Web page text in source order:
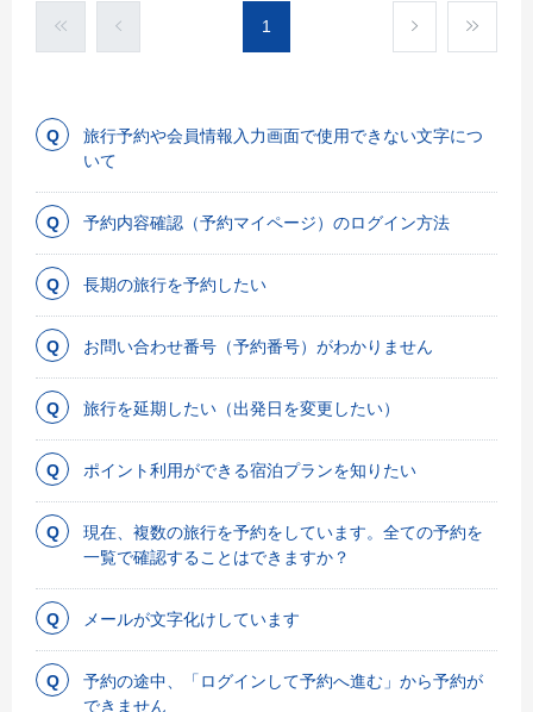
1
旅行予約や会員情報入力画面で使用できない文字につ
いて
予約内容確認（予約マイページ）のログイン方法
長期の旅行を予約したい
お問い合わせ番号（予約番号）がわかりません
旅行を延期したい（出発日を変更したい）
ポイント利用ができる宿泊プランを知りたい
現在、複数の旅行を予約をしています。全ての予約を
一覧で確認することはできますか？
メールが文字化けしています
予約の途中、「ログインして予約へ進む」から予約が
できません